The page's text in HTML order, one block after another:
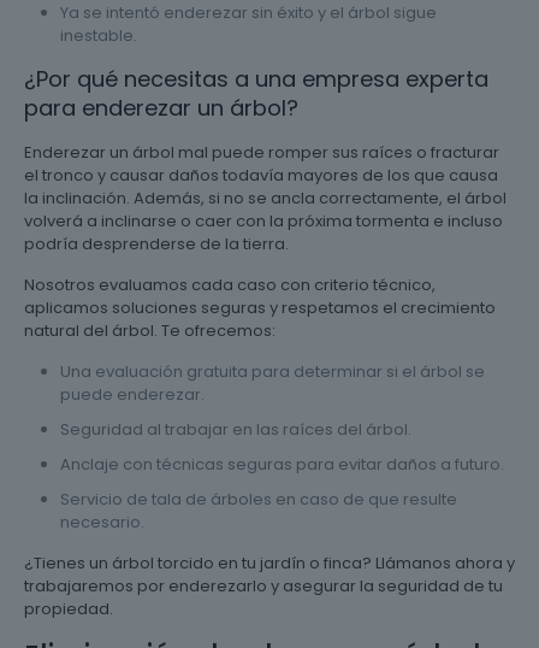
Ya se intentó enderezar sin éxito y el árbol sigue
inestable.
¿Por qué necesitas a una empresa experta
para enderezar un árbol?
Enderezar un árbol mal puede romper sus raíces o fracturar
el tronco y causar daños todavía mayores de los que causa
la inclinación. Además, si no se ancla correctamente, el árbol
volverá a inclinarse o caer con la próxima tormenta e incluso
podría desprenderse de la tierra.
Nosotros evaluamos cada caso con criterio técnico,
aplicamos soluciones seguras y respetamos el crecimiento
natural del árbol. Te ofrecemos:
Una evaluación gratuita para determinar si el árbol se
puede enderezar.
Seguridad al trabajar en las raíces del árbol.
Anclaje con técnicas seguras para evitar daños a futuro.
Servicio de tala de árboles en caso de que resulte
necesario.
¿Tienes un árbol torcido en tu jardín o finca? Llámanos ahora y
trabajaremos por enderezarlo y asegurar la seguridad de tu
propiedad.